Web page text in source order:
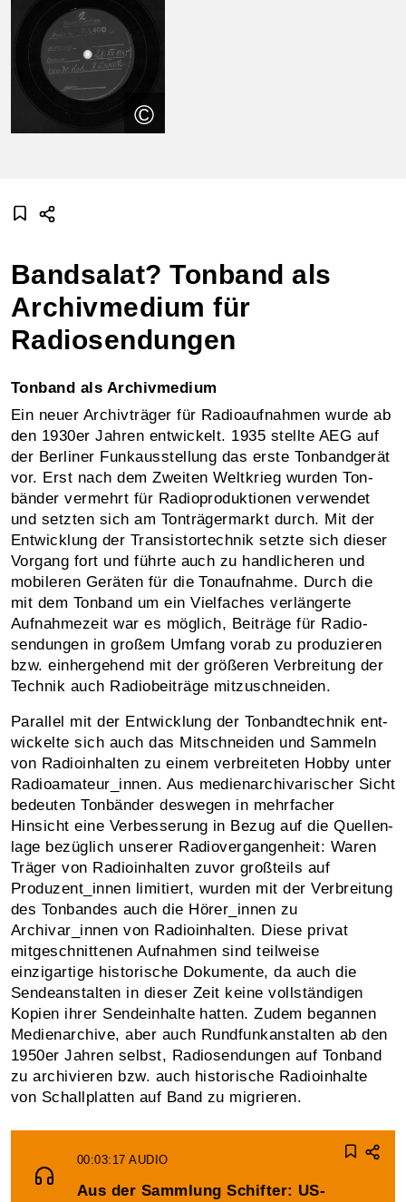
©
Bandsalat? Tonband als
Archivmedium für
Radiosendungen
Tonband als Archivmedium
Ein neuer Archivträger für Radioaufnahmen wurde ab
den 1930er Jahren ent­wickelt. 1935 stellte AEG auf
der Berliner Funk­aus­stellung das erste Tonband­gerät
vor. Erst nach dem Zweiten Welt­krieg wurden Ton­
bänder vermehrt für Radio­produktionen verwendet
und setzten sich am Ton­träger­markt durch. Mit der
Ent­wicklung der Transistor­technik setzte sich dieser
Vorgang fort und führte auch zu handlicheren und
mobileren Geräten für die Ton­auf­nahme. Durch die
mit dem Tonband um ein Viel­faches verlängerte
Aufnahme­zeit war es möglich, Beiträge für Radio­
sendun­gen in großem Umfang vorab zu produzieren
bzw. einher­gehend mit der größeren Verbreitung der
Technik auch Radio­beiträge mitzu­schneiden.
Parallel mit der Entwicklung der Tonband­technik ent­
wickelte sich auch das Mit­schnei­den und Sammeln
von Radio­inhalten zu einem ver­breiteten Hobby unter
Radio­amateur_innen. Aus medien­archivarischer Sicht
bedeuten Tonbänder deswegen in mehrfacher
Hinsicht eine Ver­besse­rung in Bezug auf die Quellen­
lage bezüglich unserer Radio­vergangenheit: Waren
Träger von Radio­inhalten zuvor großteils auf
Produzent_innen limitiert, wurden mit der Ver­breitung
des Ton­bandes auch die Hörer_innen zu
Archivar_innen von Radio­inhalten. Diese privat
mitge­schnittenen Aufnahmen sind teilweise
einzigartige historische Doku­mente, da auch die
Sende­anstalten in dieser Zeit keine vollständigen
Kopien ihrer Sende­inhalte hatten. Zudem begannen
Medien­archive, aber auch Rundfunk­anstalten ab den
1950er Jahren selbst, Radio­sendungen auf Tonband
zu archivieren bzw. auch historische Radio­inhalte
von Schall­platten auf Band zu migrieren.
00:03:17AUDIO
Aus der Sammlung Schifter: US-